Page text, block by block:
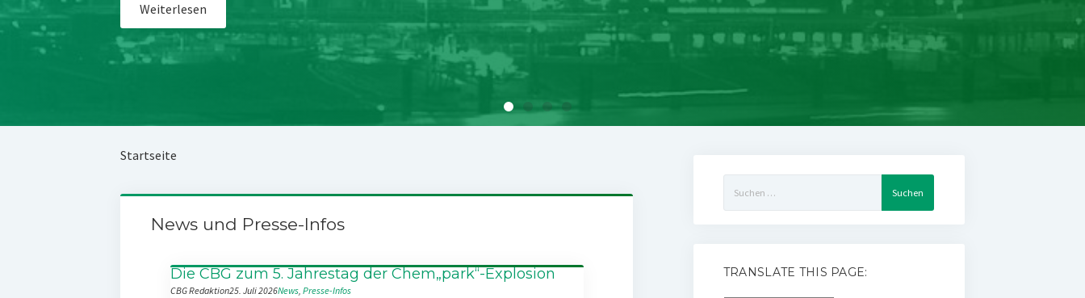
Weiterlesen
Startseite
News und Presse-Infos
Die CBG zum 5. Jahrestag der Chem„park“-Explosion
CBG Redaktion25. Juli 2026News, Presse-Infos
nach:
TRANSLATE THIS PAGE: